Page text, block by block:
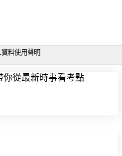
資料使用聲明
名資料。為保障您的個人資料權
：
本次活動聯繫通知、學習資源提
你從最新時事看考點